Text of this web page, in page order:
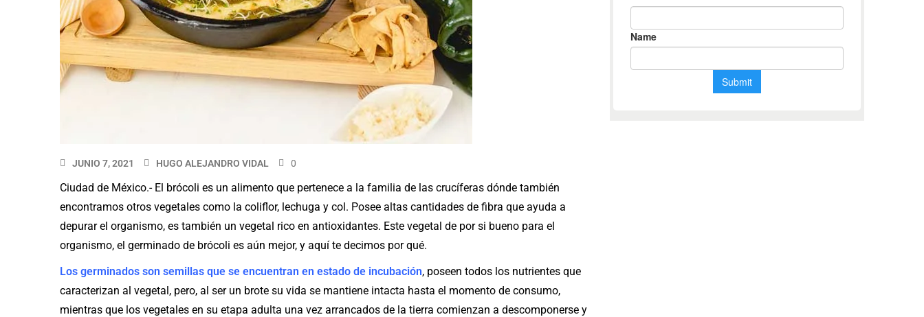
JUNIO 7, 2021 HUGO ALEJANDRO VIDAL 0
Ciudad de México.- El brócoli es un alimento que pertenece a la familia de las crucíferas dónde también
encontramos otros vegetales como la coliflor, lechuga y col. Posee altas cantidades de fibra que ayuda a
depurar el organismo, es también un vegetal rico en antioxidantes. Este vegetal de por si bueno para el
organismo, el germinado de brócoli es aún mejor, y aquí te decimos por qué.
Los germinados son semillas que se encuentran en estado de incubación, poseen todos los nutrientes que
caracterizan al vegetal, pero, al ser un brote su vida se mantiene intacta hasta el momento de consumo,
mientras que los vegetales en su etapa adulta una vez arrancados de la tierra comienzan a descomponerse y